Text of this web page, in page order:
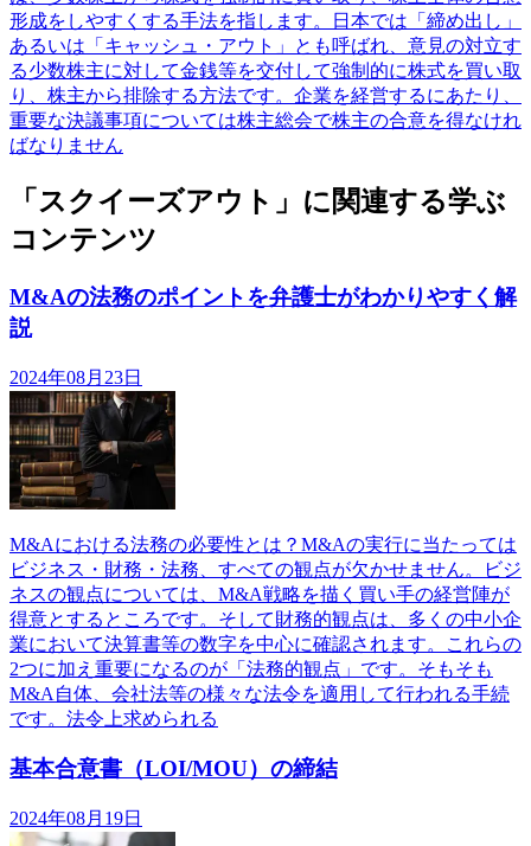
形成をしやすくする手法を指します。日本では「締め出し」
あるいは「キャッシュ・アウト」とも呼ばれ、意見の対立す
る少数株主に対して金銭等を交付して強制的に株式を買い取
り、株主から排除する方法です。企業を経営するにあたり、
重要な決議事項については株主総会で株主の合意を得なけれ
ばなりません
「スクイーズアウト」に関連する学ぶ
コンテンツ
M&Aの法務のポイントを弁護士がわかりやすく解
説
2024年08月23日
M&Aにおける法務の必要性とは？M&Aの実行に当たっては
ビジネス・財務・法務、すべての観点が欠かせません。ビジ
ネスの観点については、M&A戦略を描く買い手の経営陣が
得意とするところです。そして財務的観点は、多くの中小企
業において決算書等の数字を中心に確認されます。これらの
2つに加え重要になるのが「法務的観点」です。そもそも
M&A自体、会社法等の様々な法令を適用して行われる手続
です。法令上求められる
基本合意書（LOI/MOU）の締結
2024年08月19日